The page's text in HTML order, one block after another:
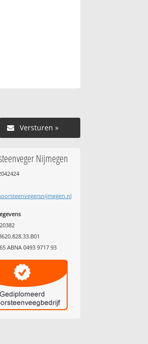
Versturen »
Nijmegen
ABNA 0493 9717 93